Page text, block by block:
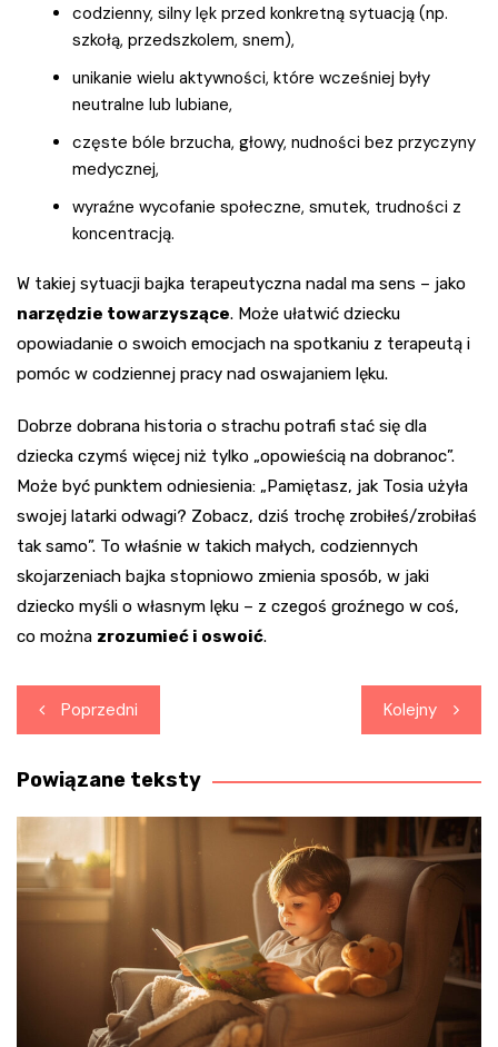
codzienny, silny lęk przed konkretną sytuacją (np.
szkołą, przedszkolem, snem),
unikanie wielu aktywności, które wcześniej były
neutralne lub lubiane,
częste bóle brzucha, głowy, nudności bez przyczyny
medycznej,
wyraźne wycofanie społeczne, smutek, trudności z
koncentracją.
W takiej sytuacji bajka terapeutyczna nadal ma sens – jako
narzędzie towarzyszące. Może ułatwić dziecku
opowiadanie o swoich emocjach na spotkaniu z terapeutą i
pomóc w codziennej pracy nad oswajaniem lęku.
Dobrze dobrana historia o strachu potrafi stać się dla
dziecka czymś więcej niż tylko „opowieścią na dobranoc”.
Może być punktem odniesienia: „Pamiętasz, jak Tosia użyła
swojej latarki odwagi? Zobacz, dziś trochę zrobiłeś/zrobiłaś
tak samo”. To właśnie w takich małych, codziennych
skojarzeniach bajka stopniowo zmienia sposób, w jaki
dziecko myśli o własnym lęku – z czegoś groźnego w coś,
co można zrozumieć i oswoić.
Nawigacja
wpisu
Poprzedni Kolejny
Powiązane teksty